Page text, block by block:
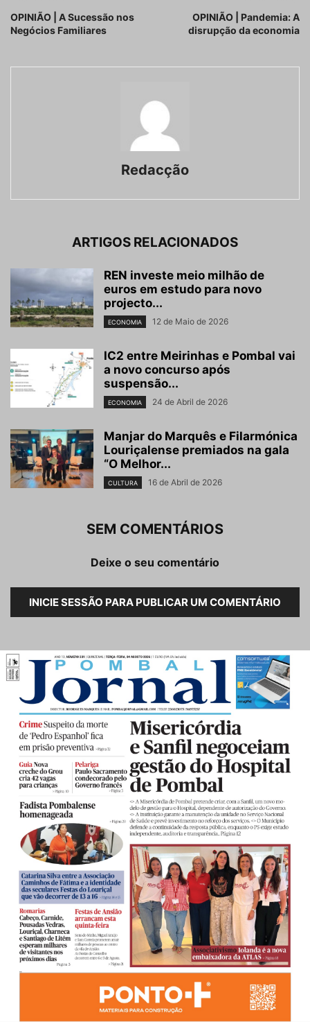
OPINIÃO | A Sucessão nos
Negócios Familiares
OPINIÃO | Pandemia: A
disrupção da economia
Redacção
ARTIGOS RELACIONADOS
REN investe meio milhão de
euros em estudo para novo
projecto...
ECONOMIA 12 de Maio de 2026
IC2 entre Meirinhas e Pombal vai
a novo concurso após
suspensão...
ECONOMIA 24 de Abril de 2026
Manjar do Marquês e Filarmónica
Louriçalense premiados na gala
“O Melhor...
CULTURA 16 de Abril de 2026
SEM COMENTÁRIOS
Deixe o seu comentário
INICIE SESSÃO PARA PUBLICAR UM COMENTÁRIO